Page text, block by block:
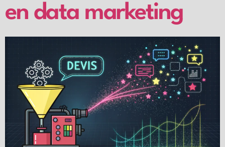
en data marketing